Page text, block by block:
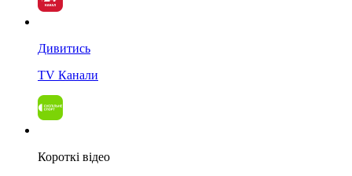
Дивитись
TV Канали
Короткі відео